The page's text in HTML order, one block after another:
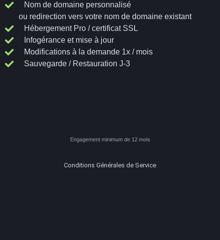
Nom de domaine personnalisé
ou redirection vers votre nom de domaine existant
Hébergement Pro / certificat SSL
Infogérance et mise à jour
Modifications à la demande 1x / mois
Sauvegarde / Restauration J-3
Engagement minimum de 12 mois
Conditions Générales de Service